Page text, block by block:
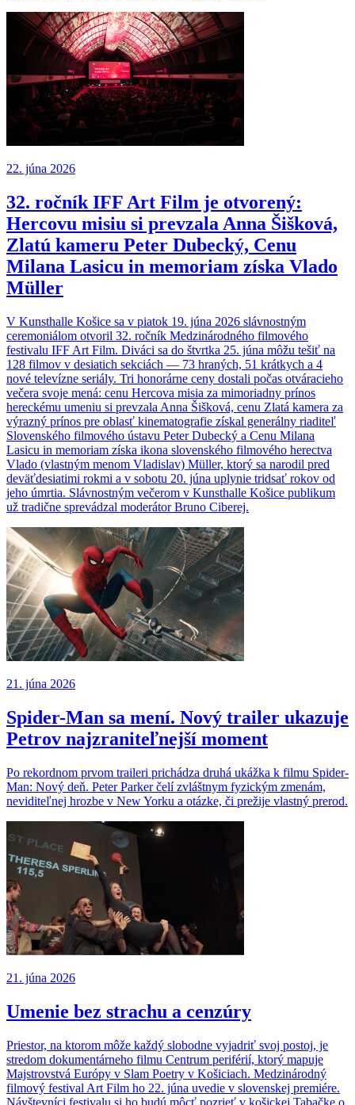
22. júna 2026
32. ročník IFF Art Film je otvorený:
Hercovu misiu si prevzala Anna Šišková,
Zlatú kameru Peter Dubecký, Cenu
Milana Lasicu in memoriam získa Vlado
Müller
V Kunsthalle Košice sa v piatok 19. júna 2026 slávnostným
ceremoniálom otvoril 32. ročník Medzinárodného filmového
festivalu IFF Art Film. Diváci sa do štvrtka 25. júna môžu tešiť na
128 filmov v desiatich sekciách — 73 hraných, 51 krátkych a 4
nové televízne seriály. Tri honorárne ceny dostali počas otváracieho
večera svoje mená: cenu Hercova misia za mimoriadny prínos
hereckému umeniu si prevzala Anna Šišková, cenu Zlatá kamera za
výrazný prínos pre oblasť kinematografie získal generálny riaditeľ
Slovenského filmového ústavu Peter Dubecký a Cenu Milana
Lasicu in memoriam získa ikona slovenského filmového herectva
Vlado (vlastným menom Vladislav) Müller, ktorý sa narodil pred
deväťdesiatimi rokmi a v sobotu 20. júna uplynie tridsať rokov od
jeho úmrtia. Slávnostným večerom v Kunsthalle Košice publikum
už tradične sprevádzal moderátor Bruno Ciberej.
21. júna 2026
Spider-Man sa mení. Nový trailer ukazuje
Petrov najzraniteľnejší moment
Po rekordnom prvom traileri prichádza druhá ukážka k filmu Spider-
Man: Nový deň. Peter Parker čelí zvláštnym fyzickým zmenám,
neviditeľnej hrozbe v New Yorku a otázke, či prežije vlastný prerod.
21. júna 2026
Umenie bez strachu a cenzúry
Priestor, na ktorom môže každý slobodne vyjadriť svoj postoj, je
stredom dokumentárneho filmu Centrum periférií, ktorý mapuje
Majstrovstvá Európy v Slam Poetry v Košiciach. Medzinárodný
filmový festival Art Film ho 22. júna uvedie v slovenskej premiére.
Návštevníci festivalu si ho budú môcť pozrieť v košickej Tabačke o